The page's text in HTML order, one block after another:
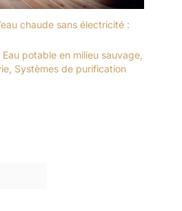
chaude sans électricité :
Eau potable en milieu sauvage,
, Systèmes de purification